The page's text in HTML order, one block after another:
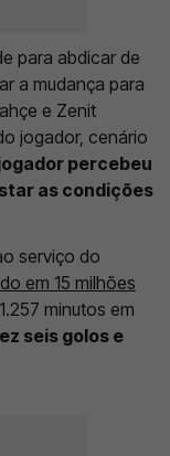
para abdicar de
a mudança para
e Zenit
jogador, cenário
percebeu
as condições
serviço do
em 15 milhões
minutos em
seis golos e